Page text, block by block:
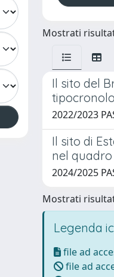
Mostrati
Il sito del
2022/2023
Il sito di
nel
2024/2025
Mostrati
Legenda
file ad
file ad